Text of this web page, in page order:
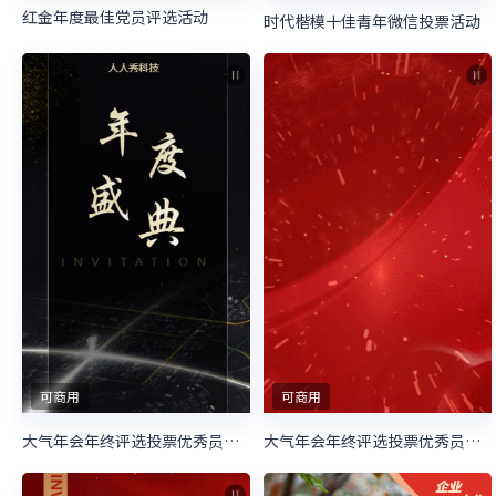
红金年度最佳党员评选活动 时代楷模十佳青年微信投票活动
可商用
大气年会年终评选投票优秀员工评选大会
可商用
大气年会年终评选投票优秀员工评选大会